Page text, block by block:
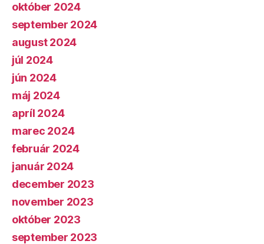
október 2024
september 2024
august 2024
júl 2024
jún 2024
máj 2024
apríl 2024
marec 2024
február 2024
január 2024
december 2023
november 2023
október 2023
september 2023